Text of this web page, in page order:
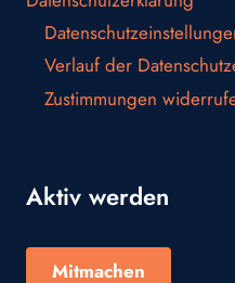
Verlauf der
Zustimmungen
Aktiv werden
Mitmachen